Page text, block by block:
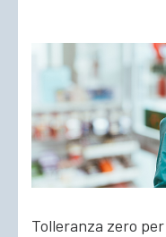
Tolleranza zero